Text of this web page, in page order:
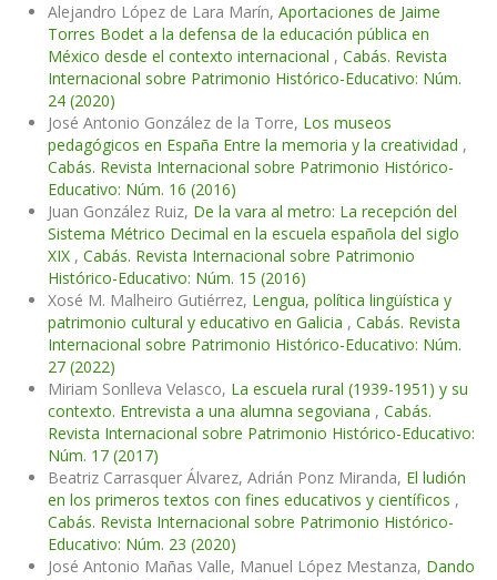
Alejandro López de Lara Marín, Aportaciones de Jaime
Torres Bodet a la defensa de la educación pública en
México desde el contexto internacional , Cabás. Revista
Internacional sobre Patrimonio Histórico-Educativo: Núm.
24 (2020)
José Antonio González de la Torre, Los museos
pedagógicos en España Entre la memoria y la creatividad ,
Cabás. Revista Internacional sobre Patrimonio Histórico-
Educativo: Núm. 16 (2016)
Juan González Ruiz, De la vara al metro: La recepción del
Sistema Métrico Decimal en la escuela española del siglo
XIX , Cabás. Revista Internacional sobre Patrimonio
Histórico-Educativo: Núm. 15 (2016)
Xosé M. Malheiro Gutiérrez, Lengua, política lingüística y
patrimonio cultural y educativo en Galicia , Cabás. Revista
Internacional sobre Patrimonio Histórico-Educativo: Núm.
27 (2022)
Miriam Sonlleva Velasco, La escuela rural (1939-1951) y su
contexto. Entrevista a una alumna segoviana , Cabás.
Revista Internacional sobre Patrimonio Histórico-Educativo:
Núm. 17 (2017)
Beatriz Carrasquer Álvarez, Adrián Ponz Miranda, El ludión
en los primeros textos con fines educativos y científicos ,
Cabás. Revista Internacional sobre Patrimonio Histórico-
Educativo: Núm. 23 (2020)
José Antonio Mañas Valle, Manuel López Mestanza, Dando